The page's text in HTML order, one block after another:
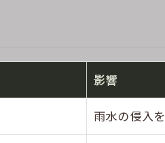
影響
雨水の侵入